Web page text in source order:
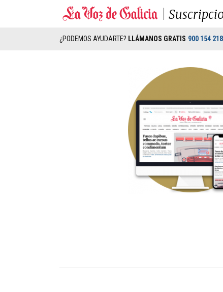
¿PODEMOS AYUDARTE? LLÁMANOS GRATIS 900 154 218